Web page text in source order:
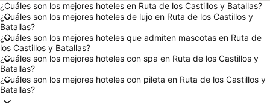
Hoteles en Miami Beach
Hoteles en Canela
Hoteles en Chuy
Hoteles en Uruguay
Hoteles en Brasil
Hoteles en Florida
Hoteles en Aruba
Hoteles en Canelones
Hoteles en Argentina
Hoteles en Mallorca
¿Cuáles son los mejores hoteles en Ruta de los Castillos y Batallas?
¿Cuáles son los mejores hoteles de lujo en Ruta de los Castillos y
Batallas?
¿Cuáles son los mejores hoteles que admiten mascotas en Ruta de
los Castillos y Batallas?
¿Cuáles son los mejores hoteles con spa en Ruta de los Castillos y
Batallas?
¿Cuáles son los mejores hoteles con pileta en Ruta de los Castillos y
Batallas?